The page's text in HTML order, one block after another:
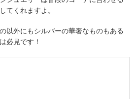
てくれますよ。
以外にもシルバーの華奢なものもある
必見です！